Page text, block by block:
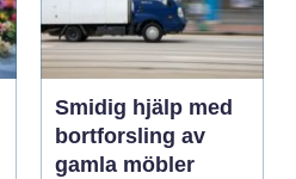
Smidig hjälp med
bortforsling av
gamla möbler